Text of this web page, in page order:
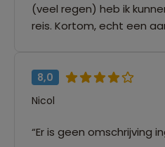
(veel regen) heb ik
reis. Kortom, echt een
8,0
Nicol
“Er is geen omschrijving